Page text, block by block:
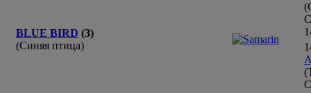
BLUE BIRD (3)
(Синяя птица)